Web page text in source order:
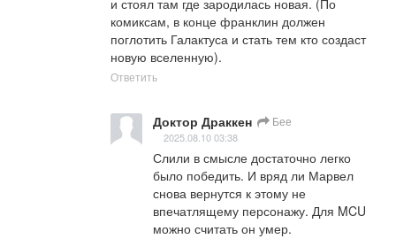
комиксам, в конце франклин должен
поглотить Галактуса и стать тем кто создаст
новую вселенную).
Ответить
Доктор Драккен Бее
2025.08.10 03:38
Слили в смысле достаточно легко
было победить. И вряд ли Марвел
снова вернутся к этому не
впечатлящему персонажу. Для MCU
можно считать он умер.